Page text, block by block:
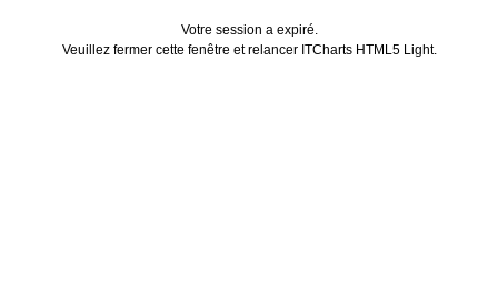
Votre session a expiré.
Veuillez fermer cette fenêtre et relancer ITCharts HTML5 Light.